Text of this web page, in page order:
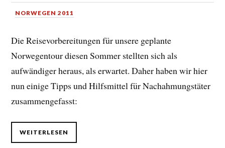
NORWEGEN 2011
Die Reisevorbereitungen für unsere geplante
Norwegentour diesen Sommer stellten sich als
aufwändiger heraus, als erwartet. Daher haben wir hier
nun einige Tipps und Hilfsmittel für Nachahmungstäter
zusammengefasst:
WEITERLESEN